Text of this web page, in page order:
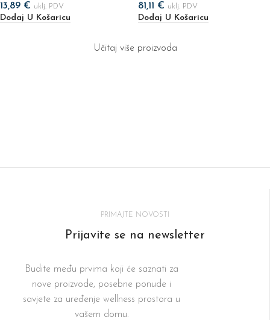
13,89 € uklj. PDV
Dodaj U Košaricu
81,11 € uklj. PDV
Dodaj U Košaricu
Učitaj više proizvoda
PRIMAJTE NOVOSTI
Prijavite se na newsletter
Budite među prvima koji će saznati za
nove proizvode, posebne ponude i
savjete za uređenje wellness prostora u
vašem domu.